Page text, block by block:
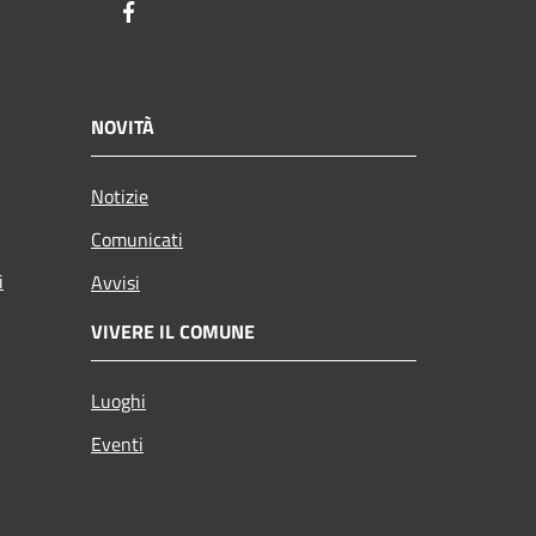
NOVITÀ
Notizie
Comunicati
Avvisi
VIVERE IL COMUNE
Luoghi
Eventi